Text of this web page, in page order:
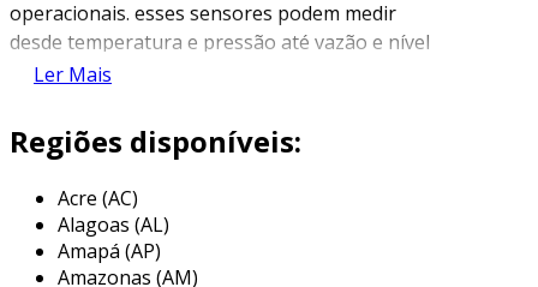
operacionais. esses sensores podem medir
desde temperatura e pressão até vazão e nível
de líquidos, desempenhando um papel
processos industriais.
tornaram instrumentos essenciais para a
gestão eficiente de fábricas e plantas. eles
permitem não apenas a coleta de dados, mas
Ler Mais
Regiões disponíveis:
Acre (AC)
Alagoas (AL)
Amapá (AP)
Amazonas (AM)